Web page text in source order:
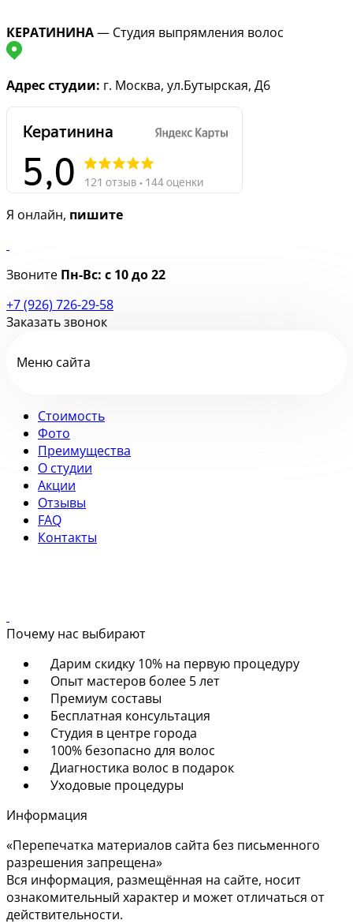
КЕРАТИНИНА— Студия выпрямления волос
Адрес студии: г. Москва, ул.Бутырская, Д6
Я онлайн, пишите
Звоните Пн-Вс: с 10 до 22
+7 (926) 726-29-58
Заказать звонок
Меню сайта
Стоимость
Фото
Преимущества
О студии
Акции
Отзывы
FAQ
Контакты
Почему нас выбирают
Дарим скидку 10% на первую процедуру
Опыт мастеров более 5 лет
Премиум составы
Бесплатная консультация
Студия в центре города
100% безопасно для волос
Диагностика волос в подарок
Уходовые процедуры
Информация
«Перепечатка материалов сайта без письменного
разрешения запрещена»
Вся информация, размещённая на сайте, носит
ознакомительный характер и может отличаться от
действительности.